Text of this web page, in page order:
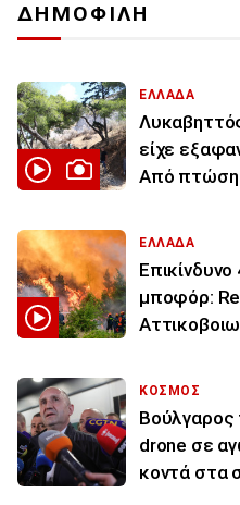
ΔΗΜΟΦΙΛΗ
ΕΛΛΑΔΑ
είχε
Από πτώση
ΕΛΛΑΔΑ
μποφόρ:
ΚΟΣΜΟΣ
drone σε
κοντά στα